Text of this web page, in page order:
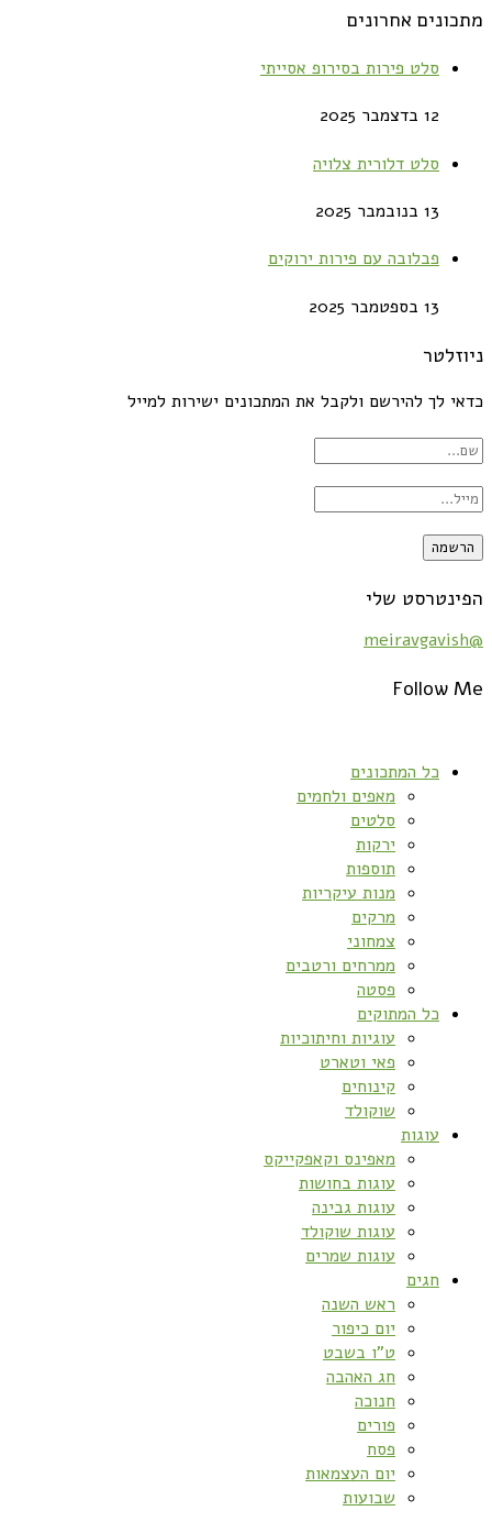
מתכונים אחרונים
סלט פירות בסירופ אסייתי
12 בדצמבר 2025
סלט דלורית צלויה
13 בנובמבר 2025
פבלובה עם פירות ירוקים
13 בספטמבר 2025
ניוזלטר
כדאי לך להירשם ולקבל את המתכונים ישירות למייל
הפינטרסט שלי
@meiravgavish
Follow Me
כל המתכונים
מאפים ולחמים
סלטים
ירקות
תוספות
מנות עיקריות
מרקים
צמחוני
ממרחים ורטבים
פסטה
כל המתוקים
עוגיות וחיתוכיות
פאי וטארט
קינוחים
שוקולד
עוגות
מאפינס וקאפקייקס
עוגות בחושות
עוגות גבינה
עוגות שוקולד
עוגות שמרים
חגים
ראש השנה
יום כיפור
ט”ו בשבט
חג האהבה
חנוכה
פורים
פסח
יום העצמאות
שבועות